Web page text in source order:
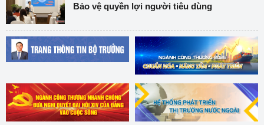
Bảo vệ quyền lợi người tiêu dùng